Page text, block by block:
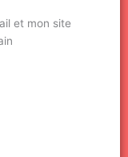
et mon site